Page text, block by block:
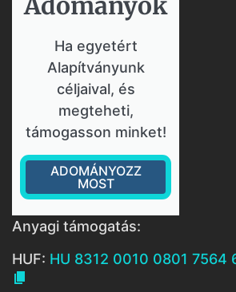
Ha egyetért
Alapítványunk
céljaival, és
megteheti,
támogasson minket!
ADOMÁNYOZZ
MOST
Anyagi támogatás:
HUF: HU 8312 0010 0801 7564
